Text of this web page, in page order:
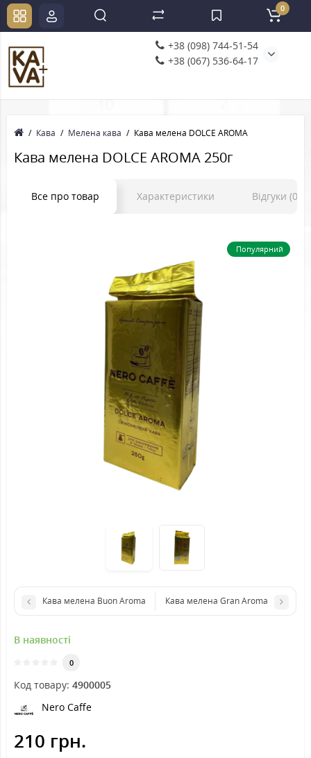
+38 (098) 744-51-54
+38 (067) 536-64-17
0
Кава Мелена кава Кава мелена DOLCE AROMA
Кава мелена DOLCE AROMA 250г
Все про товар Характеристики Відгуки (0)
Популярний
Кава мелена Buon Aroma Кава мелена Gran Aroma
В наявності
0
Код товару: 4900005
Nero Caffe
210 грн.